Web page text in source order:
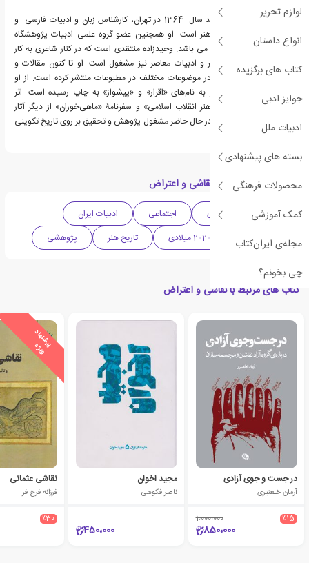
لوازم تحریر
انواع داستان
کتاب های برگزیده
جوایز ادبی
ادبیات ملل
بسته های پیشنهادی
محصولات فرهنگی
کمک آموزشی
مجله‌ی ایران‌کتاب
چی بخونم؟
محمدرضا وحیدزاده، متولد سال 1364 در تهران، کارشناس زبان و ادبیات فارسی و
کارشناس ارشد پژوهش هنر است. او همچنین عضو گروه علمی ادبیات پژوهشگاه
فرهنگ و اندیشۀ اسلامی می باشد. وحیدزاده منتقدی است که در کنار شاعری به کار
تحقیق و پژوهش در هنر و ادبیات معاصر نیز مشغول است. او تا کنون مقالات و
یادداشت‌های بسیاری را در موضوعات مختلف در مطبوعات منتشر کرده است. از او
همچنین دو مجموعه‌شعر به نام‌های «اقرار» و «پیشواز» به چاپ رسیده است. اثر
پژوهشی «سبک‌شناسی هنر انقلاب اسلامی» و سفرنامۀ «ماهی‌خوران» از دیگر آثار
منتشرۀ اوست. وحیدزاده در حال حاضر مشغول پژوهش و تحقیق بر روی تاریخ تکوینی
شعر انقلاب اسلامی است.
دسته بندی های کتاب نقاشی و اعتراض
تاریخی هنری اجتماعی
ادبیات ایران
نقاشی
تاریخ هنر پژوهشی
کتاب های مرتبط با نقاشی و اعتراض
در جست و جوی آزادی
آرمان خلعتبری
٪15 1،000،000
850،000
مجید اخوان
ناصر فکوهی
450،000
پ
ی
ش
ن
ه
ا
د
و
ی
ژ
ه
نقاشی عثمانی
فرزانه فرخ فر
٪30